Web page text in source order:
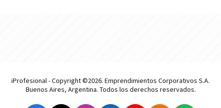
iProfesional - Copyright ©2026. Emprendimientos Corporativos S.A.
Buenos Aires, Argentina. Todos los derechos reservados.